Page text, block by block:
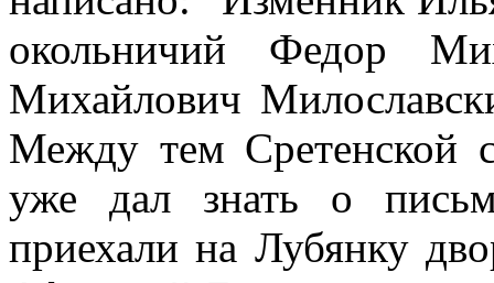
окольничий Федор
Михайлович
Между тем Сретенской
уже дал знать о
приехали на Лубянку